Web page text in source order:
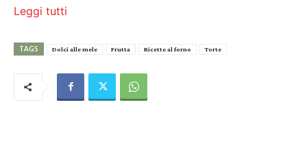
Leggi tutti
TAGS Dolci alle mele Frutta Ricette al forno Torte